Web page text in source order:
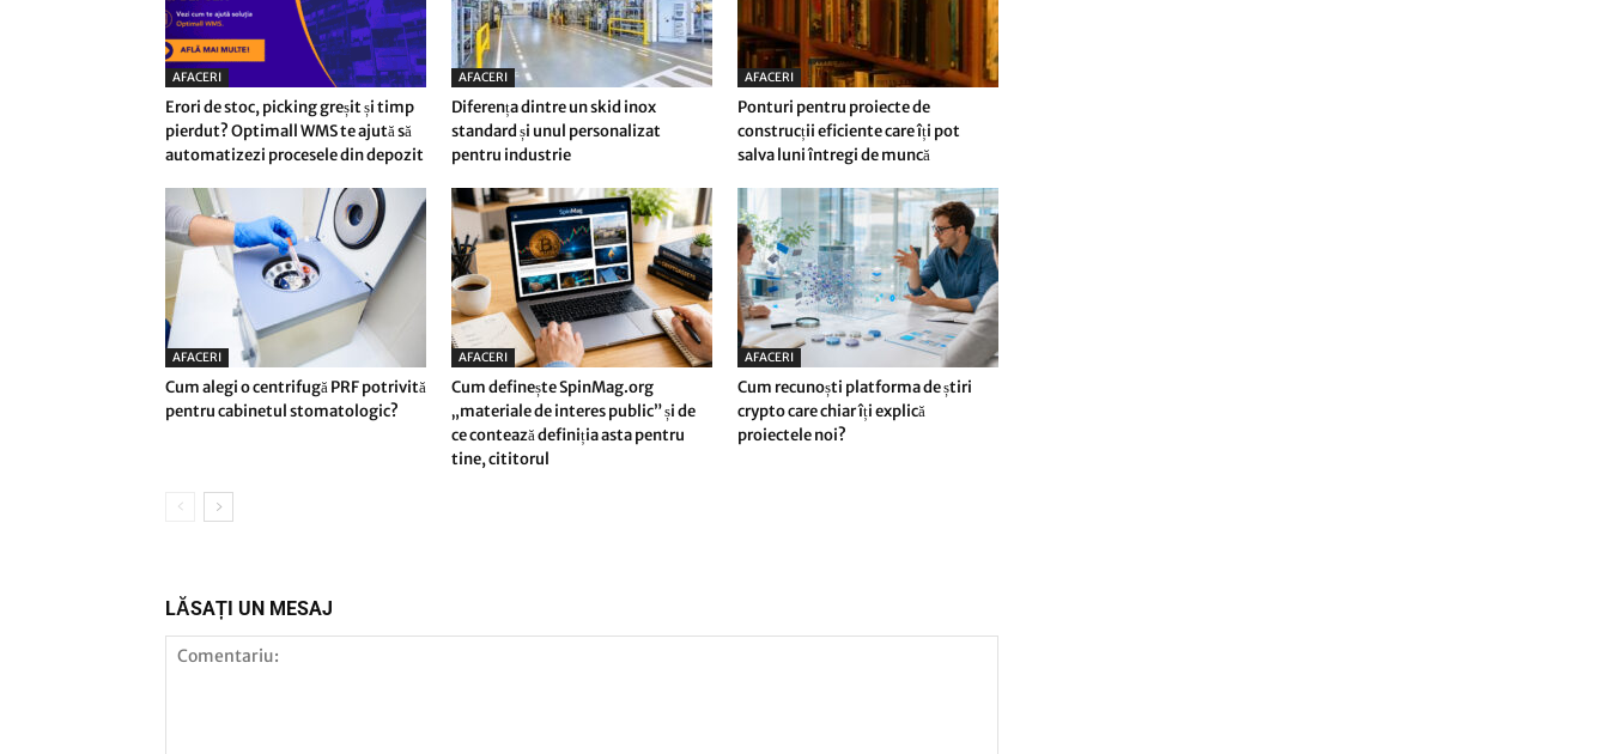
AFACERI
Erori de stoc, picking greșit și timp
pierdut? Optimall WMS te ajută să
automatizezi procesele din depozit
AFACERI
Diferența dintre un skid inox
standard și unul personalizat
pentru industrie
AFACERI
Ponturi pentru proiecte de
construcții eficiente care îți pot
salva luni întregi de muncă
AFACERI
Cum alegi o centrifugă PRF potrivită
pentru cabinetul stomatologic?
AFACERI
Cum definește SpinMag.org
„materiale de interes public” și de
ce contează definiția asta pentru
tine, cititorul
AFACERI
Cum recunoști platforma de știri
crypto care chiar îți explică
proiectele noi?
LĂSAȚI UN MESAJ